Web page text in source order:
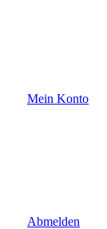
Mein Konto
Abmelden